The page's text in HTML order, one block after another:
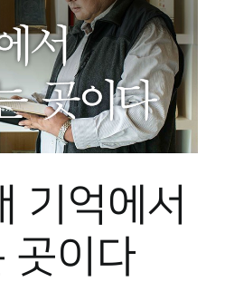
기억에서
곳이다